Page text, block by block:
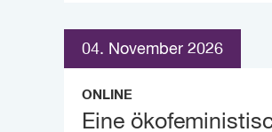
04. November 2026
ONLINE
Eine